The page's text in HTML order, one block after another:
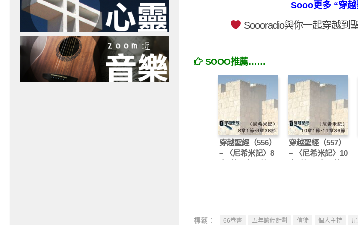
Sooo更多 “穿越
Soooradio與你一起穿越到
SOOO推薦……
穿越聖經（556）
– 〈尼希米記〉8
穿越聖經（557）
– 〈尼希米記〉10
標籤： 66卷書 五年讀經計劃 信徒 個人主持